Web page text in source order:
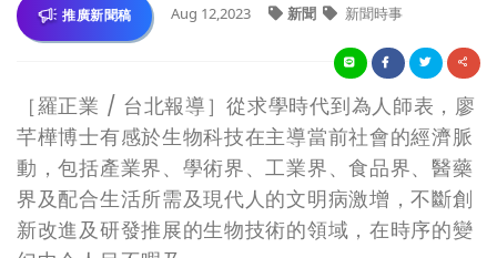
推廣新聞稿 Aug 12,2023 新聞 新聞時事
［羅正業 / 台北報導］從求學時代到為人師表，廖
芊樺博士有感於生物科技在主導當前社會的經濟脈
動，包括產業界、學術界、工業界、食品界、醫藥
界及配合生活所需及現代人的文明病激增，不斷創
新改進及研發推展的生物技術的領域，在時序的變